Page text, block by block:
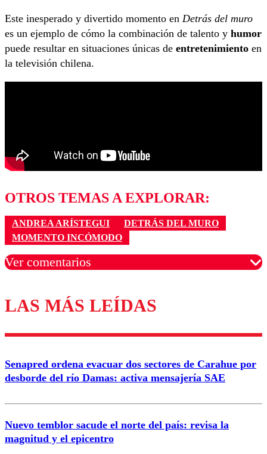
Este inesperado y divertido momento en Detrás del muro
es un ejemplo de cómo la combinación de talento y humor
puede resultar en situaciones únicas de entretenimiento en
la televisión chilena.
OTROS TEMAS A EXPLORAR:
ANDREA ARÍSTEGUI
DETRÁS DEL MURO
MOMENTO INCÓMODO
Ver comentarios
Los comentarios son moderados para garantizar un
diálogo respetuoso.
Correo
LAS MÁS LEÍDAS
Senapred ordena evacuar dos sectores de Carahue por
desborde del río Damas: activa mensajería SAE
Nuevo temblor sacude el norte del país: revisa la
magnitud y el epicentro